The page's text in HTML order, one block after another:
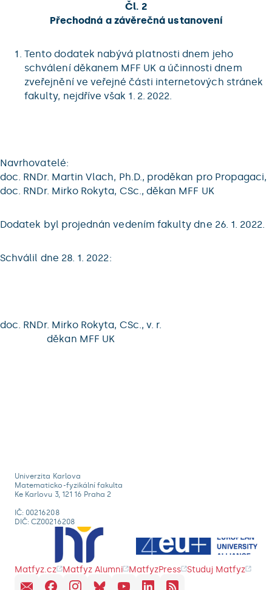
Čl. 2
Přechodná a závěrečná ustanovení
Tento dodatek nabývá platnosti dnem jeho
schválení děkanem MFF UK a účinnosti dnem
zveřejnění ve veřejné části internetových stránek
fakulty, nejdříve však 1. 2. 2022.
Navrhovatelé:
doc. RNDr. Martin Vlach, Ph.D., proděkan pro Propagaci,
doc. RNDr. Mirko Rokyta, CSc., děkan MFF UK
Dodatek byl projednán vedením fakulty dne 26. 1. 2022.
Schválil dne 28. 1. 2022:
doc. RNDr. Mirko Rokyta, CSc., v. r.
děkan MFF UK
Univerzita Karlova
Matematicko-fyzikální fakulta
Ke Karlovu 3, 121 16 Praha 2
IČ: 00216208
DIČ: CZ00216208
Matfyz.cz Matfyz Alumni MatfyzPress Studuj Matfyz